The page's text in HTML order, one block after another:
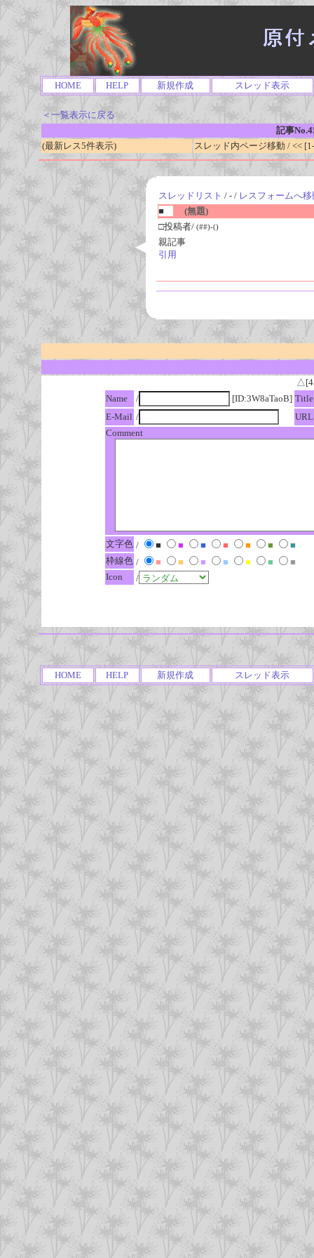
HOME HELP 新規作成 スレッド表示
＜一覧表示に戻る
記事
(最新レス5件表示)
スレッド内ページ移動 / <<
スレッドリスト / - / レスフォームへ移
■
(無題)
□投稿者/ (##)-()
親記事
引用
Name
/ [ID:3W8aTaoB] Title
E-Mail /
URL
Comment
文字色 / ■ ■ ■ ■ ■ ■
■
枠線色 / ■ ■ ■ ■ ■ ■
■
Icon
/
HOME HELP 新規作成 スレッド表示